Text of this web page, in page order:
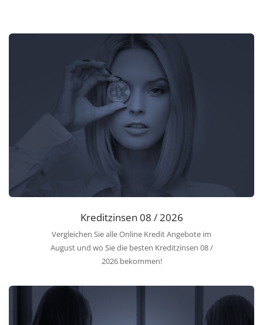
Kreditzinsen 08 / 2026
Vergleichen Sie alle Online Kredit Angebote im
August und wo Sie die besten Kreditzinsen 08 /
2026 bekommen!